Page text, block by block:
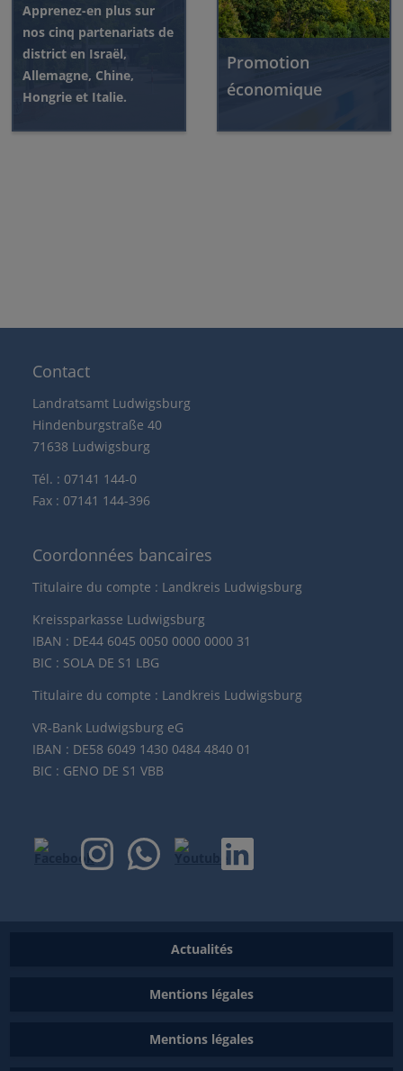
Apprenez-en plus sur
nos cinq partenariats de
district en Israël,
Allemagne, Chine,
Hongrie et Italie.
Promotion
économique
Contact
Landratsamt Ludwigsburg
Hindenburgstraße 40
71638 Ludwigsburg
Tél. : 07141 144-0
Fax : 07141 144-396
Coordonnées bancaires
Titulaire du compte : Landkreis Ludwigsburg
Kreissparkasse Ludwigsburg
IBAN : DE44 6045 0050 0000 0000 31
BIC : SOLA DE S1 LBG
Titulaire du compte : Landkreis Ludwigsburg
VR-Bank Ludwigsburg eG
IBAN : DE58 6049 1430 0484 4840 01
BIC : GENO DE S1 VBB
Actualités
Mentions légales
Mentions légales